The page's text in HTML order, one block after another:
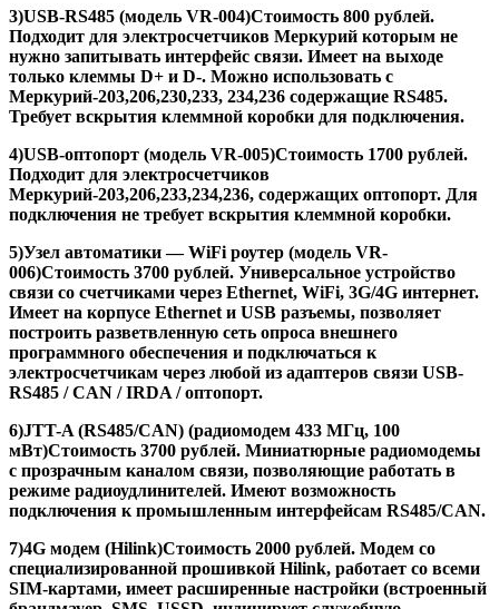
3)USB-RS485 (модель VR-004)Стоимость 800 рублей.
Подходит для электросчетчиков Меркурий которым не
нужно запитывать интерфейс связи. Имеет на выходе
только клеммы D+ и D-. Можно использовать с
Меркурий-203,206,230,233, 234,236 содержащие RS485.
Требует вскрытия клеммной коробки для подключения.
4)USB-оптопорт (модель VR-005)Стоимость 1700 рублей.
Подходит для электросчетчиков
Меркурий-203,206,233,234,236, содержащих оптопорт. Для
подключения не требует вскрытия клеммной коробки.
5)Узел автоматики — WiFi роутер (модель VR-
006)Стоимость 3700 рублей. Универсальное устройство
связи со счетчиками через Ethernet, WiFi, 3G/4G интернет.
Имеет на корпусе Ethernet и USB разъемы, позволяет
построить разветвленную сеть опроса внешнего
программного обеспечения и подключаться к
электросчетчикам через любой из адаптеров связи USB-
RS485 / CAN / IRDA / оптопорт.
6)JTT-A (RS485/CAN) (радиомодем 433 МГц, 100
мВт)Стоимость 3700 рублей. Миниатюрные радиомодемы
с прозрачным каналом связи, позволяющие работать в
режиме радиоудлинителей. Имеют возможность
подключения к промышленным интерфейсам RS485/CAN.
7)4G модем (Hilink)Стоимость 2000 рублей. Модем со
специализированной прошивкой Hilink, работает со всеми
SIM-картами, имеет расширенные настройки (встроенный